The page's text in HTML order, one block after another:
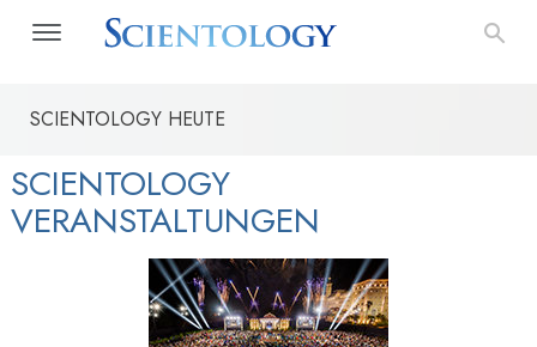
SCIENTOLOGY HEUTE
SCIENTOLOGY
VERANSTALTUNGEN